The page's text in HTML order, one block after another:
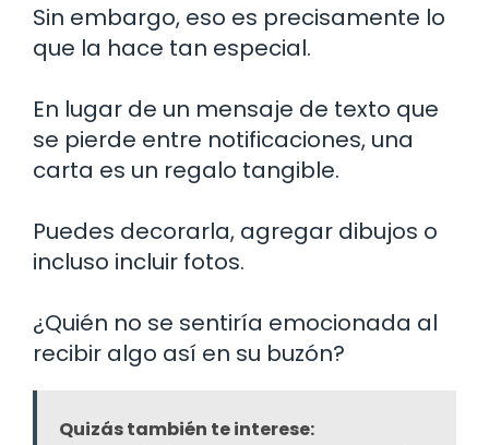
Sin embargo, eso es precisamente lo
que la hace tan especial.
En lugar de un mensaje de texto que
se pierde entre notificaciones, una
carta es un regalo tangible.
Puedes decorarla, agregar dibujos o
incluso incluir fotos.
¿Quién no se sentiría emocionada al
recibir algo así en su buzón?
Quizás también te interese: